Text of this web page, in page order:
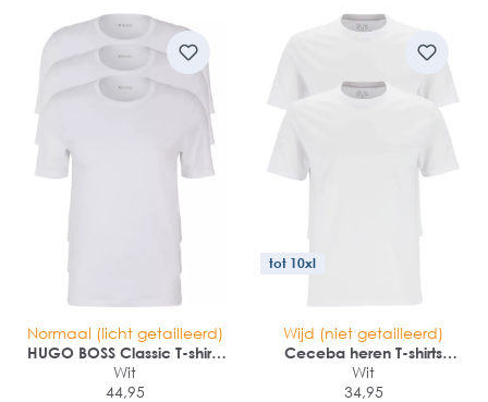
Normaal (licht getailleerd)
HUGO BOSS Classic T-shirts
regular fit (3-pack)
Wit
44,95
tot 10xl
Wijd (niet getailleerd)
Ceceba heren T-shirts
regular fit (2-pack)
Wit
34,95